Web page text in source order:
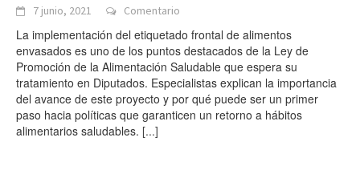
7 junio, 2021 Comentario
La implementación del etiquetado frontal de alimentos
envasados es uno de los puntos destacados de la Ley de
Promoción de la Alimentación Saludable que espera su
tratamiento en Diputados. Especialistas explican la importancia
del avance de este proyecto y por qué puede ser un primer
paso hacia políticas que garanticen un retorno a hábitos
alimentarios saludables. [...]